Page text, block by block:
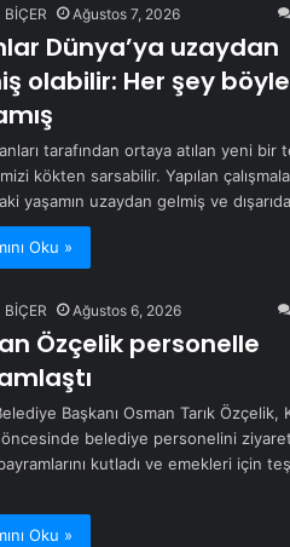
Ağustos 7, 2026
Dünya’ya uzaydan
olabilir: Her şey böyle
tarafından ortaya atılan yeni bir
kökten sarsabilir. Yapılan
yaşamın uzaydan gelmiş ve
Oku »
Ağustos 6, 2026
Özçelik personelle
Başkanı Osman Tarık Özçelik,
öncesinde belediye personelini ziyaret
kutladı ve emekleri için
Oku »